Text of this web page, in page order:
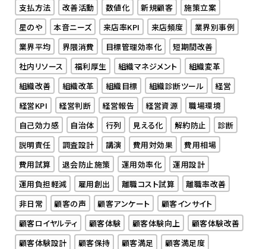
支払方法
改善活動 数値化 新規顧客
施策立案
星のや
本音ニーズ 来店率KPI 来店頻度
業界別事例
業界平均
界隈消費 目標管理効率化
短期間改善
社内リソース
福利厚生 組織マネジメント
組織変革
組織改善
組織改革 組織目標 組織診断ツール
経営
経営KPI
経営判断 経営報告 経営資源
職場環境
自己効力感
自治体 行列 見える化 解約防止
診断
説明責任
調査設計 講演 費用対効果
費用相場
費用試算
退会防止施策 運用効率化
運用設計
運用負担軽減
雇用創出 離職コスト試算
離職率改善
非日常
顧客の声 顧客アンケート
顧客インサイト
顧客ロイヤルティ
顧客体験 顧客体験向上
顧客体験改善
顧客体験設計
顧客保持 顧客満足
顧客満足度